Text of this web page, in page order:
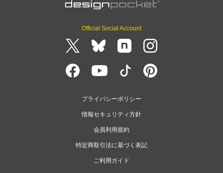
Official Social Account
プライバシーポリシー
情報セキュリティ方針
会員利用規約
特定商取引法に基づく表記
ご利用ガイド